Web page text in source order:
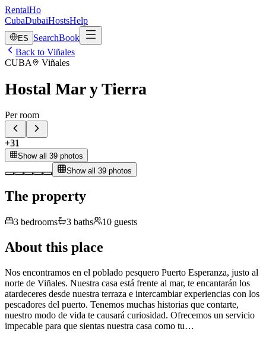
RentalHo
CubaDubaiHostsHelp
ES SearchBook
Back to Viñales
CUBA
Viñales
Hostal Mar y Tierra
Per room
+31
Show all 39 photos
Show all 39 photos
The property
3 bedrooms 3 baths 10 guests
About this place
Nos encontramos en el poblado pesquero Puerto Esperanza, justo al
norte de Viñales. Nuestra casa está frente al mar, te encantarán los
atardeceres desde nuestra terraza e intercambiar experiencias con los
pescadores del puerto. Tenemos muchas historias que contarte,
nuestro modo de vida te causará curiosidad. Ofrecemos un servicio
impecable para que sientas nuestra casa como tu…